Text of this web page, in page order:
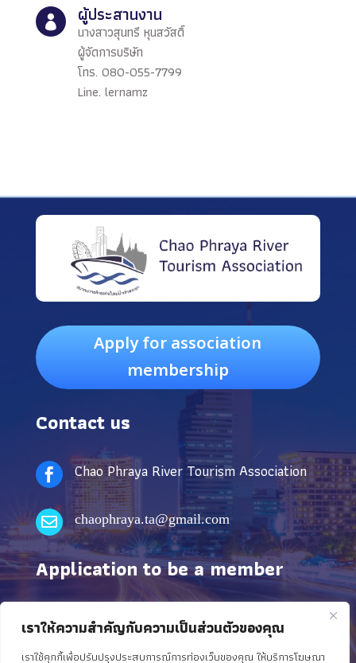
เราให้ความสำคัญกับความเป็นส่วนตัวของคุณ
เราใช้คุกกี้เพื่อปรับปรุงประสบการณ์การท่องเว็บของคุณ ให้บริการโฆษณา
 ผู้ประสานงาน
นางสาวสุนทรี หุนสวัสดิ์
ผู้จัดการบริษัท
โทร. 080-055-7799
Line. lernamz
Apply for association
membership
Contact us
 Chao Phraya River Tourism Association
 chaophraya.ta@gmail.com
Application to be a member
The Association is driven by the vision of being a
leading organization and aware of the context of civil